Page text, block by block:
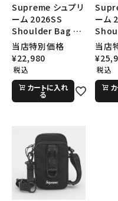
アクセサリー
COLLABORATION BRAND
SEASON
CONTENTS
ようこそ ゲスト 様
ログイン
Supreme シュプリ
ーム 2026SS
Shoulder Bag シ
ョルダーバッグ タン
当店特別価格
¥22,980
税込
カートに入れ
る
ーム
ョル
ドカモ
当店
¥
税込